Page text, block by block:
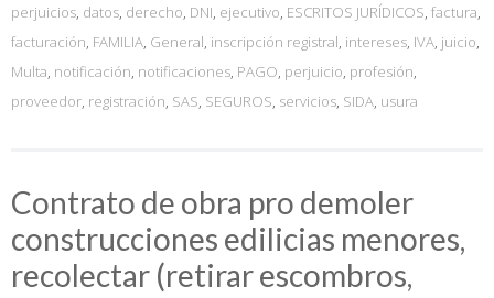
perjuicios, datos, derecho, DNI, ejecutivo, ESCRITOS JURÍDICOS, factura,
facturación, FAMILIA, General, inscripción registral, intereses, IVA, juicio,
Multa, notificación, notificaciones, PAGO, perjuicio, profesión,
proveedor, registración, SAS, SEGUROS, servicios, SIDA, usura
Contrato de obra pro demoler
construcciones edilicias menores,
recolectar (retirar escombros,